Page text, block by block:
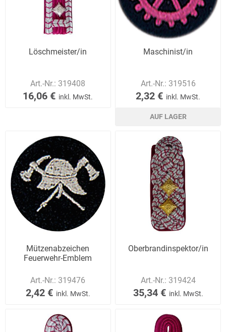
Löschmeister/in
Art.-Nr.: 319408
16,06 € inkl. MwSt.
Maschinist/in
Art.-Nr.: 319516
2,32 € inkl. MwSt.
AUF LAGER
Mützenabzeichen
Feuerwehr-Emblem
Art.-Nr.: 319476
2,42 € inkl. MwSt.
Oberbrandinspektor/in
Art.-Nr.: 319424
35,34 € inkl. MwSt.